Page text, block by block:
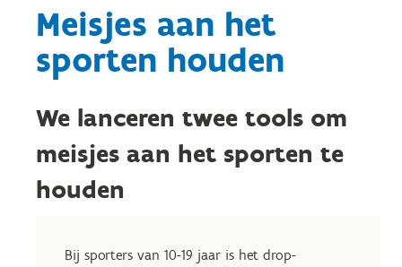
Meisjes aan het
sporten houden
We lanceren twee tools om
meisjes aan het sporten te
houden
Bij sporters van 10-19 jaar is het drop-